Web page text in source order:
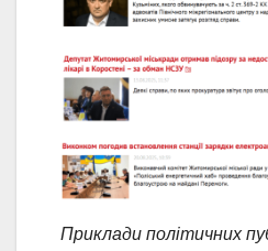
Приклади політичних